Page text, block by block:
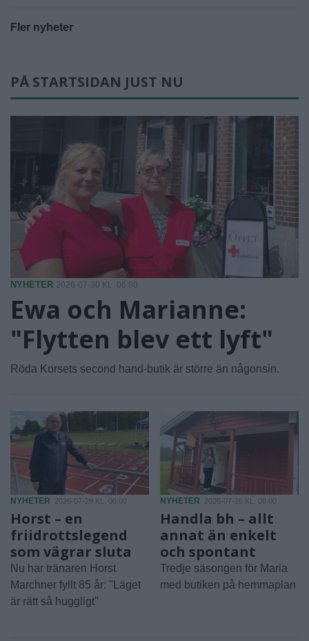
Fler nyheter
PÅ STARTSIDAN JUST NU
NYHETER 2026-07-30 KL. 06:00
Ewa och Marianne:
"Flytten blev ett lyft"
Röda Korsets second hand-butik är större än någonsin.
NYHETER 2026-07-29 KL. 06:00
Horst – en
friidrottslegend
som vägrar sluta
Nu har tränaren Horst
Marchner fyllt 85 år: "Läget
är rätt så huggligt"
NYHETER 2026-07-26 KL. 06:00
Handla bh – allt
annat än enkelt
och spontant
Tredje säsongen för Maria
med butiken på hemmaplan